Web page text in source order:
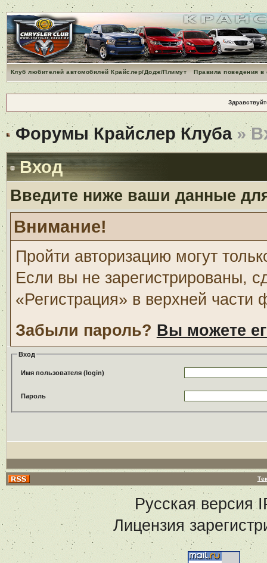
Клуб любителей автомобилей Крайслер/Додж/Плимут Правила поведения
Форумы Крайслер Клуба»
Вход
Введите ниже ваши данные
Внимание!
Пройти авторизацию могут
Если вы не зарегистрированы,
«Регистрация» в верхней части
Забыли пароль? Вы можете
Вход
Имя пользователя (login)
Пароль
Русская версия
Лицензия